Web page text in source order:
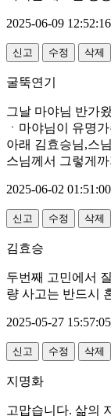
2025-06-09 12:52:16
신고 수정 삭제
굴뚝연기
그날 마야님 반가
ㆍ마야님이 유명
아래 김효승님,스
스님께서 그렇게
2025-06-02 01:51:00
신고 수정 삭제
김효승
두번째 고민에서
량 사고는 반드시
2025-05-27 15:57:05
신고 수정 삭제
지명화
고맙습니다. 삶의